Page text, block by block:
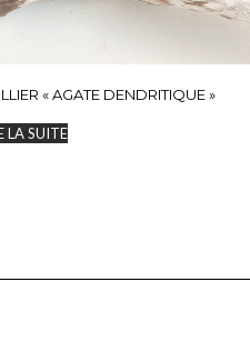
« AGATE DENDRITIQUE »
LA SUITE